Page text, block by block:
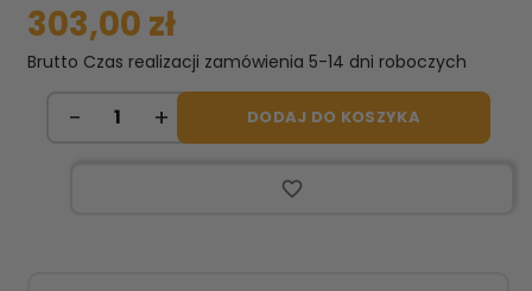
303,00 zł
Brutto Czas realizacji zamówienia 5-14 dni roboczych
DODAJ DO KOSZYKA
favorite_border